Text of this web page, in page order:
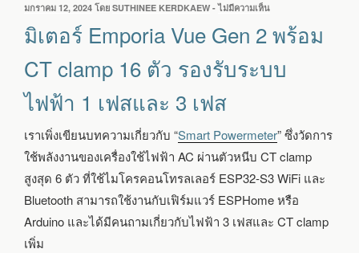
เขียน
ที่
มกราคม 12, 2024 โดย SUTHINEE KERDKAEW -ไม่มีความเห็น
มิเตอร์
EMPORIA
GEN
CLAMP
16
ตัว
รองรับ
ไฟฟ้า
1
มิเตอร์ Emporia Vue Gen 2 พร้อม
CT clamp 16 ตัว รองรับระบบ
ไฟฟ้า 1 เฟสและ 3 เฟส
เราเพิ่งเขียนบทความเกี่ยวกับ “Smart Powermeter” ซึ่งวัดการ
ใช้พลังงานของเครื่องใช้ไฟฟ้า AC ผ่านตัวหนีบ CT clamp
สูงสุด 6 ตัว ที่ใช้ไมโครคอนโทรลเลอร์ ESP32-S3 WiFi และ
Bluetooth สามารถใช้งานกับเฟิร์มแวร์ ESPHome หรือ
Arduino และได้มีคนถามเกี่ยวกับไฟฟ้า 3 เฟสและ CT clamp
เพิ่ม